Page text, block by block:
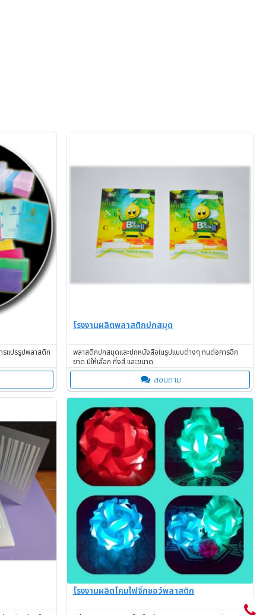
แปรรูปพลาสติก
โรงงานผลิตพลาสติกปกสมุด
พลาสติกปกสมุดและปกหนังสือในรูปแบบต่างๆ ทนต่อการฉีก
ขาด มีให้เลือก ทั้งสี และขนาด
สอบถาม
โรงงานผลิตโคมไฟจิ๊กซอว์พลาสติก